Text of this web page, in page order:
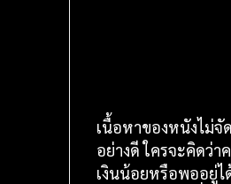
เนื้อหาของหนังไม่จั
อย่างดี ใครจะคิดว่
เงินน้อยหรือพออยู่ไ